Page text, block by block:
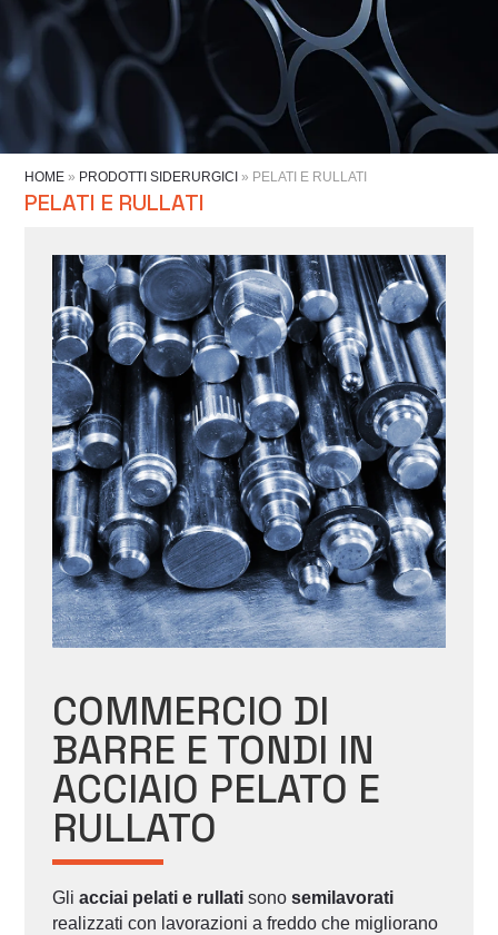
HOME » PRODOTTI SIDERURGICI » PELATI E RULLATI
PELATI E RULLATI
COMMERCIO DI
BARRE E TONDI IN
ACCIAIO PELATO E
RULLATO
Gliacciai pelati e rullati sonosemilavorati
realizzati con lavorazioni a freddo che migliorano